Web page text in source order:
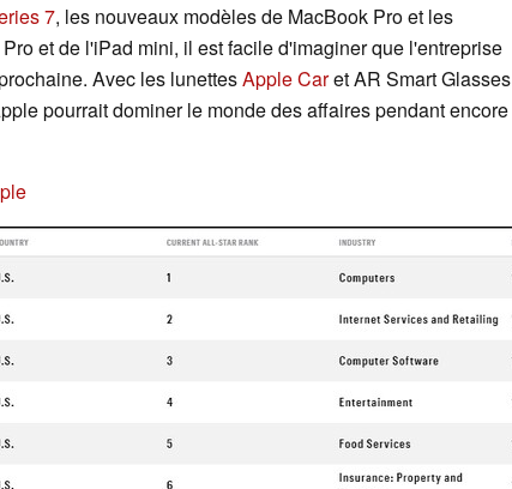
7, les nouveaux modèles de MacBook Pro et les
et de l'iPad mini, il est facile d'imaginer que l'entreprise
Avec les lunettesApple Caret AR Smart Glasses
pourrait dominer le monde des affaires pendant encore